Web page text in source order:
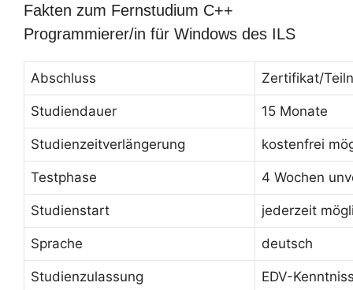
Fakten zum Fernstudium C++
Programmierer/in für Windows des ILS
Abschluss Zertifikat/
Studiendauer 15 Monate
Studienzeitverlängerung kostenfrei
Testphase 4 Wochen
Studienstart jederzeit
Sprache deutsch
Studienzulassung EDV-